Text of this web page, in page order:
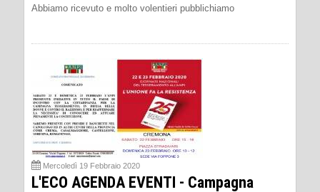
Abbiamo ricevuto e molto volentieri pubblichiamo
Mercoledì 19 Febbraio 2020
L'ECO AGENDA EVENTI - Campagna